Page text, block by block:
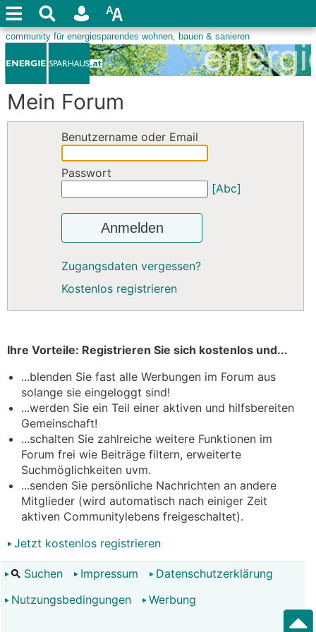
Mein Forum
Benutzername oder Email
Passwort
[Abc]
Anmelden
Zugangsdaten vergessen?
Kostenlos registrieren
Ihre Vorteile: Registrieren Sie sich kostenlos und...
...blenden Sie fast alle Werbungen im Forum aus
solange sie eingeloggt sind!
...werden Sie ein Teil einer aktiven und hilfsbereiten
Gemeinschaft!
...schalten Sie zahlreiche weitere Funktionen im
Forum frei wie Beiträge filtern, erweiterte
Suchmöglichkeiten uvm.
...senden Sie persönliche Nachrichten an andere
Mitglieder (wird automatisch nach einiger Zeit
aktiven Communitylebens freigeschaltet).
Jetzt kostenlos registrieren
Suchen Impressum
Datenschutzerklärung
Nutzungsbedingungen
Werbung